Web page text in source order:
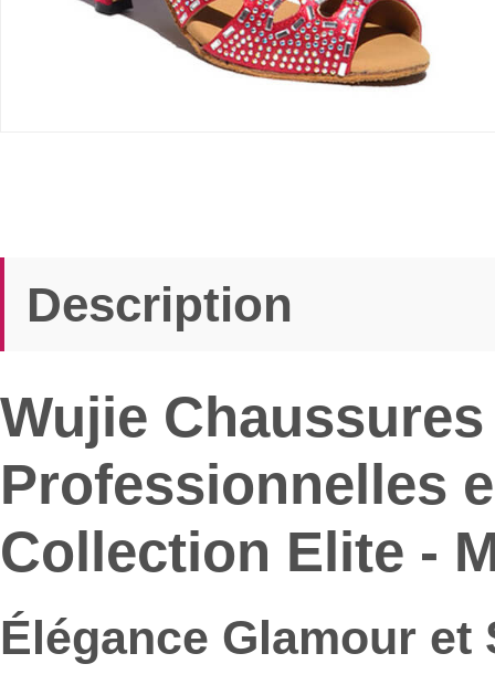
Description
Wujie
Professionnelles
Collection Elite -
Élégance Glamour